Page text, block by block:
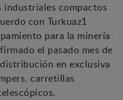
compactos
con Turkuaz1
para la minería
el pasado mes de
en exclusiva
carretillas